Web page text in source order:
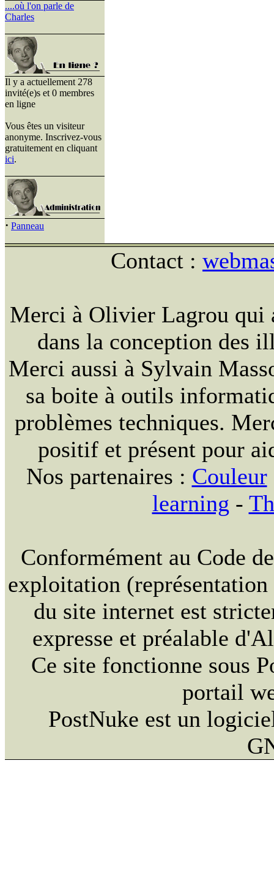
....où l'on parle de
Charles
Il y a actuellement 278
invité(e)s et 0 membres
en ligne
Vous êtes un visiteur
anonyme. Inscrivez-vous
gratuitement en cliquant
ici.
· Panneau
Contact :
Merci à Olivier Lagrou qui
dans la conception des
Merci aussi à Sylvain
sa boite à outils
problèmes techniques.
positif et présent pour
Nos partenaires : Couleur
learning -
Conformément au Code
exploitation
du site internet est
expresse et préalable
Ce site fonctionne sous
portail
PostNuke est un